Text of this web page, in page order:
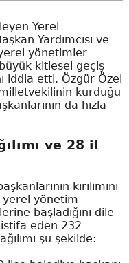
Yerel
Yardımcısı ve
yönetimler
kitlesel geçiş
iddia etti. Özgür Özel
kurduğu
da hızla
ve 28 il
kırılımını
yerel yönetim
başladığını dile
eden 232
şu şekilde: